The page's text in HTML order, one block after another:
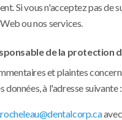
Si vous n'acceptez pas
ou nos services.
de la protection
et plaintes
données, à l'adresse suivante :